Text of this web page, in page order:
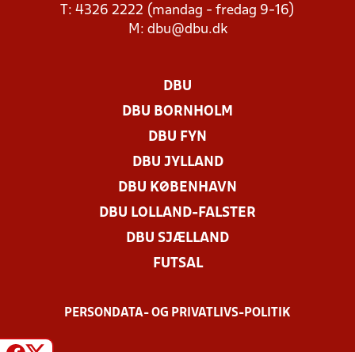
T: 4326 2222 (mandag - fredag 9-16)
M: dbu@dbu.dk
DBU
DBU BORNHOLM
DBU FYN
DBU JYLLAND
DBU KØBENHAVN
DBU LOLLAND-FALSTER
DBU SJÆLLAND
FUTSAL
PERSONDATA- OG PRIVATLIVS-POLITIK